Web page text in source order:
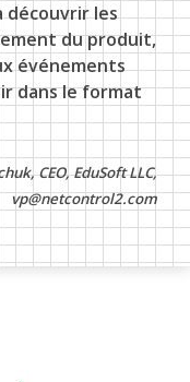
découvrir les
du produit,
événements
dans le format
CEO, EduSoft LLC,
vp@netcontrol2.com